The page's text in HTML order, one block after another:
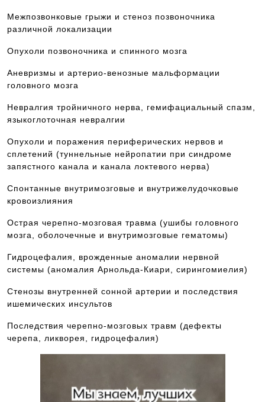
Межпозвонковые грыжи и стеноз позвоночника
различной локализации
Опухоли позвоночника и спинного мозга
Аневризмы и артерио-венозные мальформации
головного мозга
Невралгия тройничного нерва, гемифациальный спазм,
языкоглоточная невралгии
Опухоли и поражения периферических нервов и
сплетений (туннельные нейропатии при синдроме
запястного канала и канала локтевого нерва)
Спонтанные внутримозговые и внутрижелудочковые
кровоизлияния
Острая черепно-мозговая травма (ушибы головного
мозга, оболочечные и внутримозговые гематомы)
Гидроцефалия, врожденные аномалии нервной
системы (аномалия Арнольда-Киари, сирингомиелия)
Стенозы внутренней сонной артерии и последствия
ишемических инсультов
Последствия черепно-мозговых травм (дефекты
черепа, ликворея, гидроцефалия)